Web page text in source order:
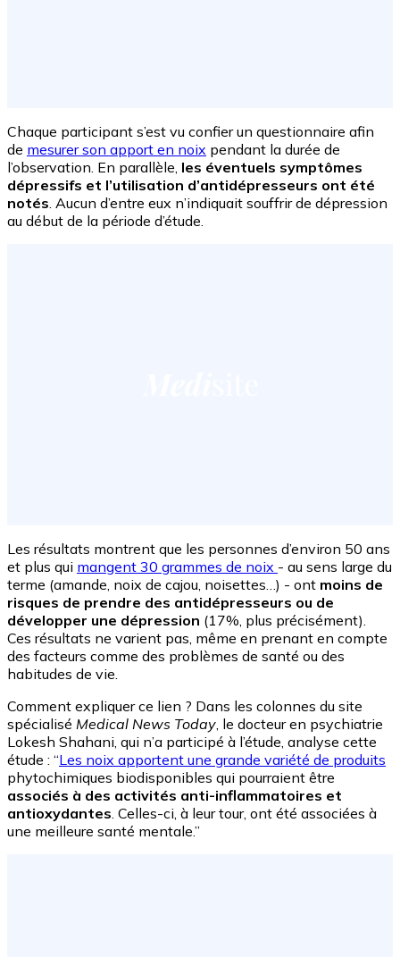
Chaque participant s’est vu confier un questionnaire afin
de mesurer son apport en noix pendant la durée de
l’observation. En parallèle, les éventuels symptômes
dépressifs et l’utilisation d’antidépresseurs ont été
notés. Aucun d’entre eux n’indiquait souffrir de dépression
au début de la période d’étude.
Les résultats montrent que les personnes d’environ 50 ans
et plus qui mangent 30 grammes de noix - au sens large du
terme (amande, noix de cajou, noisettes…) - ont moins de
risques de prendre des antidépresseurs ou de
développer une dépression (17%, plus précisément).
Ces résultats ne varient pas, même en prenant en compte
des facteurs comme des problèmes de santé ou des
habitudes de vie.
Comment expliquer ce lien ? Dans les colonnes du site
spécialisé Medical News Today, le docteur en psychiatrie
Lokesh Shahani, qui n’a participé à l’étude, analyse cette
étude : “Les noix apportent une grande variété de produits
phytochimiques biodisponibles qui pourraient être
associés à des activités anti-inflammatoires et
antioxydantes. Celles-ci, à leur tour, ont été associées à
une meilleure santé mentale.”